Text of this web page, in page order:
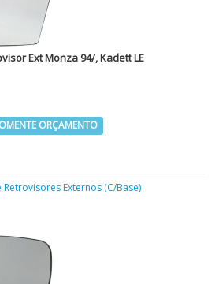
Ext Monza 94/, Kadett LE
ORÇAMENTO
Retrovisores Externos (C/Base)